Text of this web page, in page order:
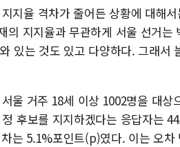
지율 격차가 줄어든 상황에 대해
지지율과 무관하게 서울 선거는
있는 것도 있고 다양하다. 그래서
울 거주 18세 이상 1002명을 대상
후보를 지지하겠다는 응답자는
는 5.1%포인트(p)였다. 이는 오차